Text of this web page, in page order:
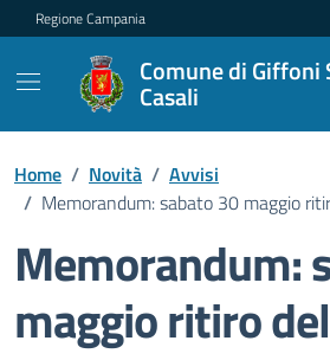
Regione Campania
Comune di Giffoni
Casali
Home / Novità / Avvisi
/ Memorandum: sabato 30 maggio
Memorandum:
maggio ritiro